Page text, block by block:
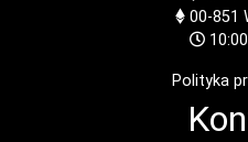
00-851
Polityka